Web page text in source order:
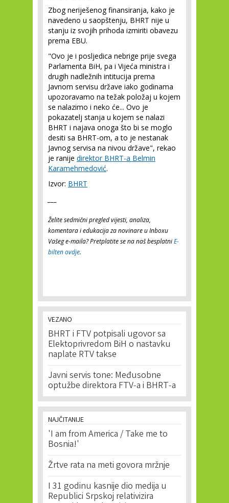
Zbog neriješenog finansiranja, kako je
navedeno u saopštenju, BHRT nije u
stanju iz svojih prihoda izmiriti obavezu
prema EBU.
"Ovo je i posljedica nebrige prije svega
Parlamenta BiH, pa i Vijeća ministra i
drugih nadležnih intitucija prema
Javnom servisu države iako godinama
upozoravamo na težak položaj u kojem
se nalazimo i neko će... Ovo je
pokazatelj stanja u kojem se nalazi
BHRT i najava onoga što bi se moglo
desiti sa BHRT-om, a to je nestanak
Javnog servisa na nivou države", rekao
je ranije direktor BHRT-a Belmin
Karamehmedović.
Izvor: BHRT
Želite sedmični pregled vijesti, analiza,
komentara i edukacija za novinare u Inboxu
Vašeg e-maila? Pretplatite se na naš besplatniE-
bilten ovdje.
VEZANO
BHRT i FTV potpisali ugovor sa
Elektoprivredom BiH o nastavku
naplate RTV takse
Javni servis tone: Međusobne
optužbe direktora FTV-a i BHRT-a
NAJČITANIJE
'I am from America / Take me to
Bosnia!'
Žrtve rata na meti govora mržnje
I 31 godinu kasnije dio medija u
Republici Srpskoj relativizira